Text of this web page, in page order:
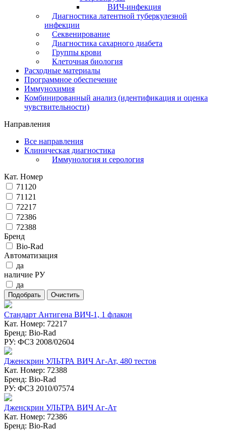
ВИЧ-инфекция
Диагностика латентной туберкулезной
инфекции
Секвенирование
Диагностика сахарного диабета
Группы крови
Клеточная биология
Расходные материалы
Программное обеспечение
Иммунохимия
Комбинированный анализ (идентификация и оценка
чувствительности)
Направления
Все направления
Клиническая диагностика
Иммунология и серология
Кат. Номер
71120
71121
72217
72386
72388
Бренд
Bio-Rad
Автоматизация
да
наличие РУ
да
Стандарт Антигена ВИЧ-1, 1 флакон
Кат. Номер: 72217
Бренд: Bio-Rad
РУ: ФСЗ 2008/02604
Дженскрин УЛЬТРА ВИЧ Аг-Ат, 480 тестов
Кат. Номер: 72388
Бренд: Bio-Rad
РУ: ФСЗ 2010/07574
Дженскрин УЛЬТРА ВИЧ Аг-Ат
Кат. Номер: 72386
Бренд: Bio-Rad